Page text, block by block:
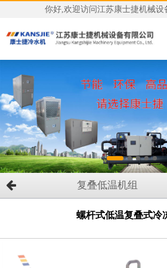
你好,欢迎访问江苏康士捷机械设
复叠低温机组
螺杆式低温复叠式冷